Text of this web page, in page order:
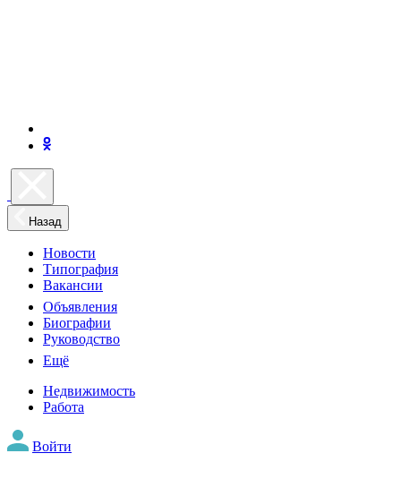
Назад
Новости
Типография
Вакансии
Объявления
Биографии
Руководство
Ещё
Недвижимость
Работа
Войти